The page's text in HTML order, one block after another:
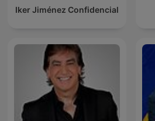
Iker Jiménez Confidencial